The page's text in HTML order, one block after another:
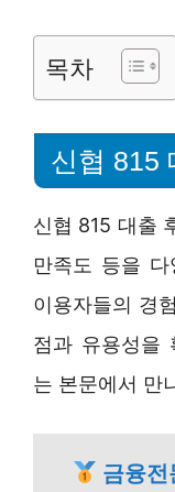
목차
신협 815
신협 815 대출
만족도 등을
이용자들의 경
점과 유용성을
는 본문에서 만
금융전